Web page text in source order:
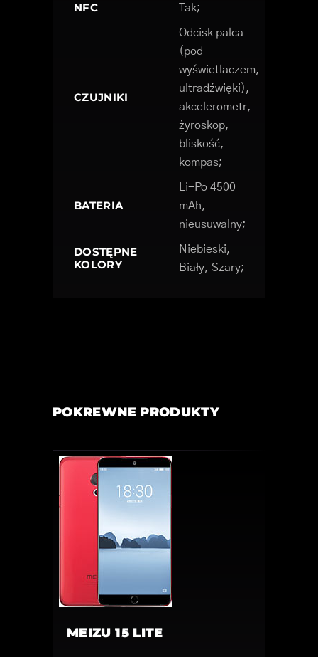
NFC Tak;
CZUJNIKI
Odcisk palca
(pod
wyświetlaczem,
ultradźwięki),
akcelerometr,
żyroskop,
bliskość,
kompas;
BATERIA
Li-Po 4500
mAh,
nieusuwalny;
DOSTĘPNE
KOLORY
Niebieski,
Biały, Szary;
POKREWNE PRODUKTY
MEIZU 15 LITE